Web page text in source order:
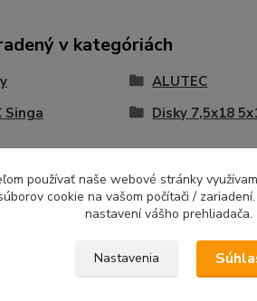
v kategóriách
ALUTEC
Singa
Disky 7,5x18
používať naše webové stránky
cookie na vašom počítači /
nastavení vášho prehliadača.
Nastavenia